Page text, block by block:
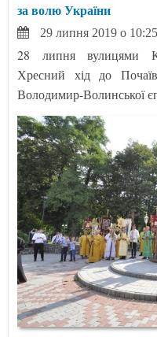
за волю України
29 липня 2019 о 10:25
28 липня вулицями
Хресний хід до
Володимир-Волинської